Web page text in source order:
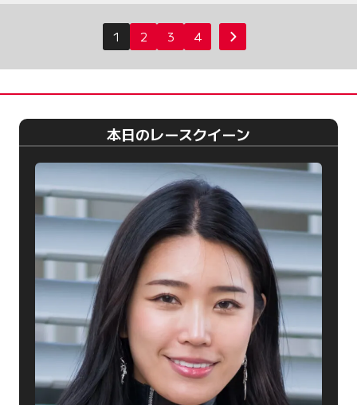
の
ペ
ー
ジ
送
り
1 2 3 4 次へ
本日のレースクイーン